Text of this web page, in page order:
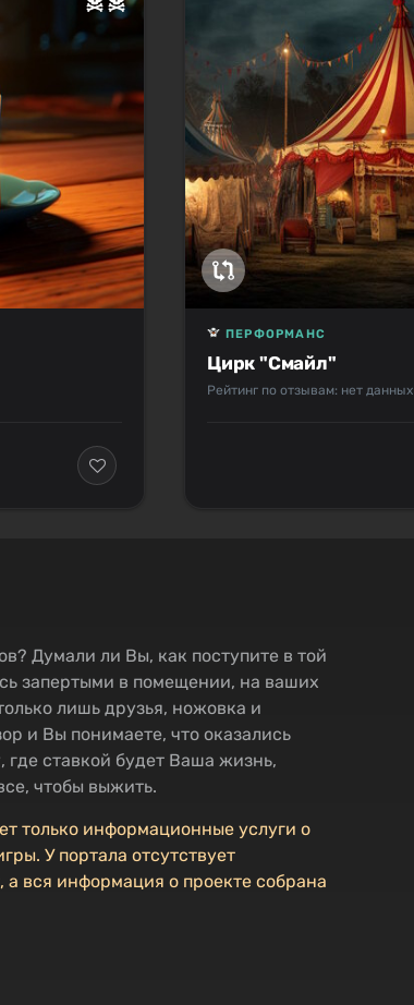
Цирк "Смайл"
ПЕРФОРМАНС
Рейтинг по отзывам: нет данных
Думали ли Вы, как поступите в той
запертыми в помещении, на ваших
лишь друзья, ножовка и
и Вы понимаете, что оказались
где ставкой будет Ваша жизнь,
чтобы выжить.
только информационные услуги о
У портала отсутствует
а вся информация о проекте собрана